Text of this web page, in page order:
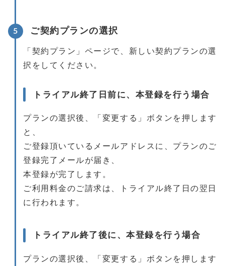
ご契約プランの選択
「契約プラン」ページで、新しい契約プランの選
択をしてください。
トライアル終了日前に、本登録を行う場合
プランの選択後、「変更する」ボタンを押します
と、
ご登録頂いているメールアドレスに、プランのご
登録完了メールが届き、
本登録が完了します。
ご利用料金のご請求は、トライアル終了日の翌日
に行われます。
トライアル終了後に、本登録を行う場合
プランの選択後、「変更する」ボタンを押します